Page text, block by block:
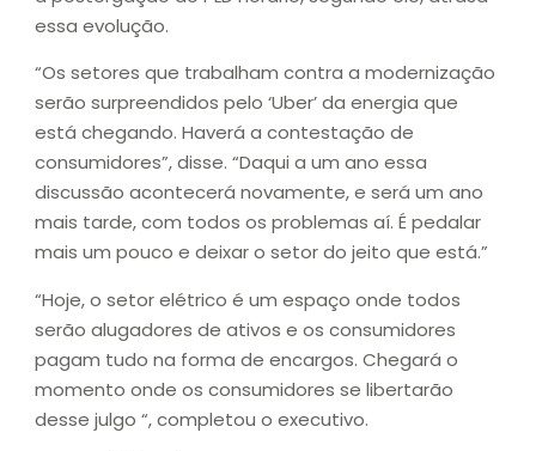
essa evolução.
“Os setores que trabalham contra a modernização
serão surpreendidos pelo ‘Uber’ da energia que
está chegando. Haverá a contestação de
consumidores”, disse. “Daqui a um ano essa
discussão acontecerá novamente, e será um ano
mais tarde, com todos os problemas aí. É pedalar
mais um pouco e deixar o setor do jeito que está.”
“Hoje, o setor elétrico é um espaço onde todos
serão alugadores de ativos e os consumidores
pagam tudo na forma de encargos. Chegará o
momento onde os consumidores se libertarão
desse julgo “, completou o executivo.